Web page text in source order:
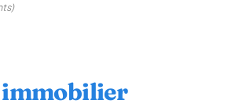
immobilier